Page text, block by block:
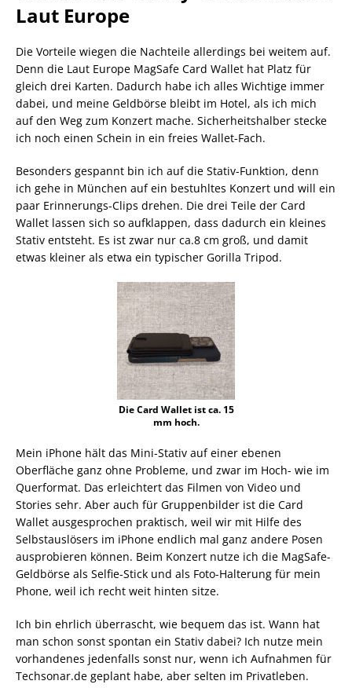
Laut Europe
Die Vorteile wiegen die Nachteile allerdings bei weitem auf.
Denn die Laut Europe MagSafe Card Wallet hat Platz für
gleich drei Karten. Dadurch habe ich alles Wichtige immer
dabei, und meine Geldbörse bleibt im Hotel, als ich mich
auf den Weg zum Konzert mache. Sicherheitshalber stecke
ich noch einen Schein in ein freies Wallet-Fach.
Besonders gespannt bin ich auf die Stativ-Funktion, denn
ich gehe in München auf ein bestuhltes Konzert und will ein
paar Erinnerungs-Clips drehen. Die drei Teile der Card
Wallet lassen sich so aufklappen, dass dadurch ein kleines
Stativ entsteht. Es ist zwar nur ca.8 cm groß, und damit
etwas kleiner als etwa ein typischer Gorilla Tripod.
Die Card Wallet ist ca. 15
mm hoch.
Mein iPhone hält das Mini-Stativ auf einer ebenen
Oberfläche ganz ohne Probleme, und zwar im Hoch- wie im
Querformat. Das erleichtert das Filmen von Video und
Stories sehr. Aber auch für Gruppenbilder ist die Card
Wallet ausgesprochen praktisch, weil wir mit Hilfe des
Selbstauslösers im iPhone endlich mal ganz andere Posen
ausprobieren können. Beim Konzert nutze ich die MagSafe-
Geldbörse als Selfie-Stick und als Foto-Halterung für mein
Phone, weil ich recht weit hinten sitze.
Ich bin ehrlich überrascht, wie bequem das ist. Wann hat
man schon sonst spontan ein Stativ dabei? Ich nutze mein
vorhandenes jedenfalls sonst nur, wenn ich Aufnahmen für
Techsonar.de geplant habe, aber selten im Privatleben.